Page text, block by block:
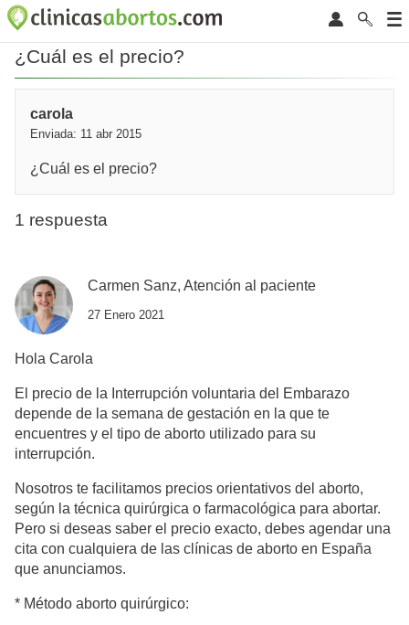
¿Cuál es el precio?
carola
Enviada: 11 abr 2015
¿Cuál es el precio?
1 respuesta
Carmen Sanz, Atención al paciente
27 Enero 2021
Hola Carola
El precio de la Interrupción voluntaria del Embarazo
depende de la semana de gestación en la que te
encuentres y el tipo de aborto utilizado para su
interrupción.
Nosotros te facilitamos precios orientativos del aborto,
según la técnica quirúrgica o farmacológica para abortar.
Pero si deseas saber el precio exacto, debes agendar una
cita con cualquiera de las clínicas de aborto en España
que anunciamos.
* Método aborto quirúrgico: